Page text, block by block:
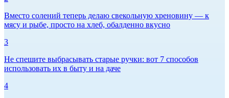
Вместо солений теперь делаю свекольную хреновину — к
мясу и рыбе, просто на хлеб, обалденно вкусно
3
Не спешите выбрасывать старые ручки: вот 7 способов
использовать их в быту и на даче
4